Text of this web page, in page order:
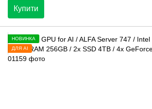
Купити
НОВИНКА
ДЛЯ AI